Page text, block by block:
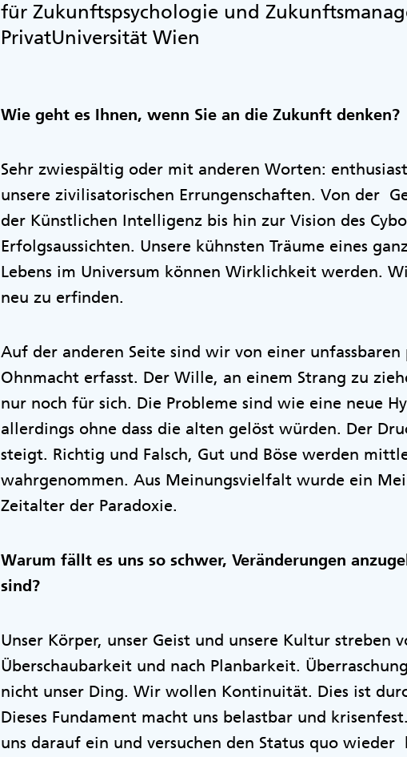
für Zukunftspsychologie und
PrivatUniversität Wien
Wie geht es Ihnen, wenn Sie an die Zukunft denken?
Sehr zwiespältig oder mit anderen Worten:
unsere zivilisatorischen Errungenschaften. Von der
der Künstlichen Intelligenz bis hin zur Vision des
Erfolgsaussichten. Unsere kühnsten Träume eines
Lebens im Universum können Wirklichkeit werden.
neu zu erfinden.
Auf der anderen Seite sind wir von einer unfassbaren
Ohnmacht erfasst. Der Wille, an einem Strang zu
nur noch für sich. Die Probleme sind wie eine neue
allerdings ohne dass die alten gelöst würden. Der
steigt. Richtig und Falsch, Gut und Böse werden
wahrgenommen. Aus Meinungsvielfalt wurde ein
Zeitalter der Paradoxie.
Warum fällt es uns so schwer, Veränderungen
sind?
Unser Körper, unser Geist und unsere Kultur streben
Überschaubarkeit und nach Planbarkeit.
nicht unser Ding. Wir wollen Kontinuität. Dies ist
Dieses Fundament macht uns belastbar und
uns darauf ein und versuchen den Status quo wieder